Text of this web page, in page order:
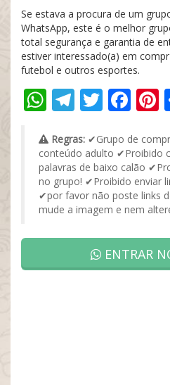
Se estava a procura de um
WhatsApp, este é o melhor
total segurança e garantia de
estiver interessado(a) em
futebol e outros esportes.
WhatsApp
Regras: ✔Grupo de
conteúdo adulto ✔Proibido
palavras de baixo calão
no grupo! ✔Proibido enviar
✔por favor não poste links
mude a imagem e nem
ENTRAR